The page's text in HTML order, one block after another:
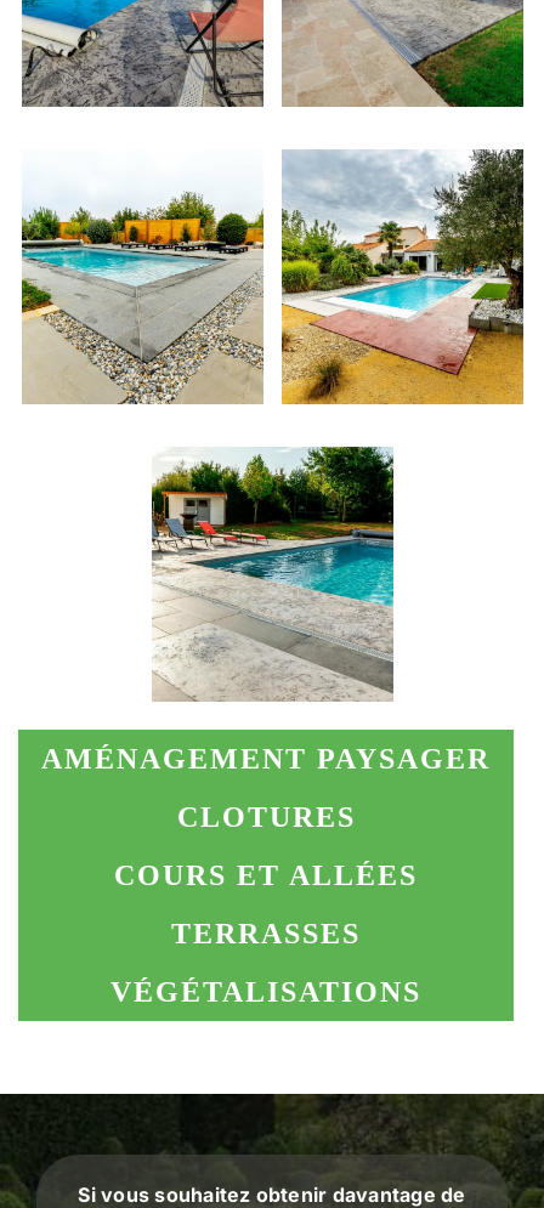
AMÉNAGEMENT PAYSAGER
CLOTURES
COURS ET ALLÉES
TERRASSES
VÉGÉTALISATIONS
Si vous souhaitez obtenir davantage de